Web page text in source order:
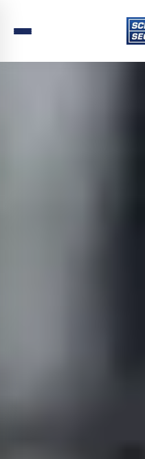
Home › Drenthe ›